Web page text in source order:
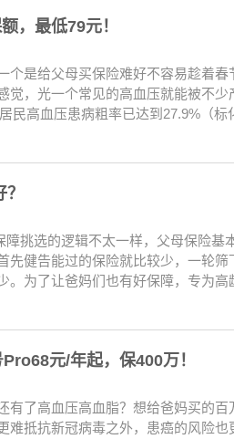
，最低79元！
是给父母买保险难好不容易趁着
，光一个常见的高血压就能被不少
民高血压患病粗率已达到27.9%（
挑选的逻辑不太一样，父母保险基
健告能过的保险就比较少，一轮筛
。为了让爸妈们也有好保障，专为
元/年起，保400万！
了高血压高血脂？想给爸妈买的
抵抗新冠病毒之外，患癌的风险